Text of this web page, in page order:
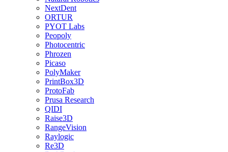
NextDent
ORTUR
PYOT Labs
Peopoly
Photocentric
Phrozen
Picaso
PolyMaker
PrintBox3D
ProtoFab
Prusa Research
QIDI
Raise3D
RangeVision
Raylogic
Re3D